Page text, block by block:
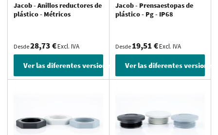
Jacob - Anillos reductores de
plástico - Métricos
Desde28,73 €Excl. IVA
Ver las diferentes versiones
Jacob - Prensaestopas de
plástico - Pg - IP68
Desde 19,51 €Excl. IVA
Ver las diferentes versiones